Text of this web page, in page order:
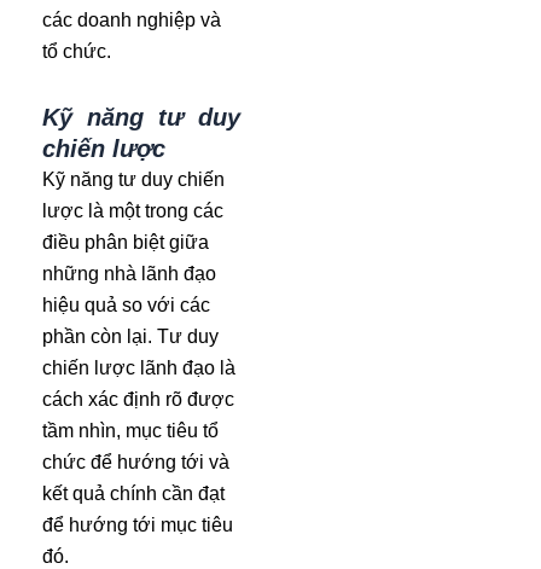
các doanh nghiệp và
tổ chức.
Kỹ năng tư duy
chiến lược
Kỹ năng tư duy chiến
lược là một trong các
điều phân biệt giữa
những nhà lãnh đạo
hiệu quả so với các
phần còn lại. Tư duy
chiến lược lãnh đạo là
cách xác định rõ được
tầm nhìn, mục tiêu tổ
chức để hướng tới và
kết quả chính cần đạt
để hướng tới mục tiêu
đó.